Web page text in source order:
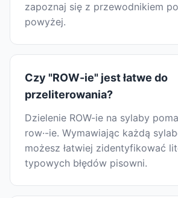
zapoznaj się z przewodnikiem
powyżej.
Czy "ROW-ie" jest łatwe do
przeliterowania?
Dzielenie ROW-ie na sylaby
row·-ie. Wymawiając każdą
możesz łatwiej zidentyfikować
typowych błędów pisowni.